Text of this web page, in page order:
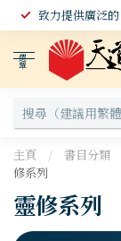
致力提供廣泛的
選
單
主頁 / 書目分類
修系列
靈修系列